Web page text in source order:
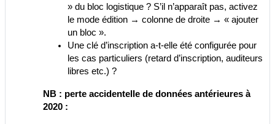
» du bloc logistique ? S’il n’apparaît pas, activez
le mode édition → colonne de droite → « ajouter
un bloc ».
Une clé d’inscription a-t-elle été configurée pour
les cas particuliers (retard d’inscription, auditeurs
libres etc.) ?
NB : perte accidentelle de données antérieures à
2020 :